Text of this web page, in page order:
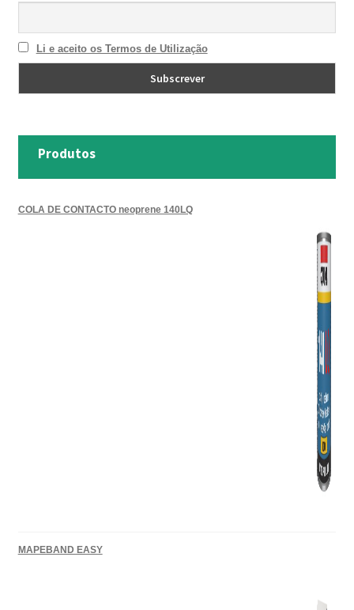
Li e aceito os Termos de Utilização
Produtos
COLA DE CONTACTO neoprene 140LQ
MAPEBAND EASY